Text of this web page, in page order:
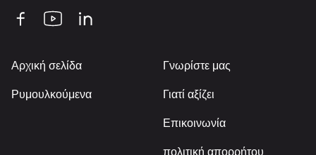
Αρχική σελίδα
Αρχική σελίδα
Ρυμουλκούμενα
Γνωρίστε μας
Γνωρίστε μας
Γιατί αξίζει
Επικοινωνία
Επικοινωνία